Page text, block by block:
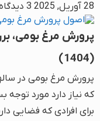
28 آوریل, 2025
3 دیدگاه
پرورش مرغ بومی،
(1404)
پرورش مرغ بومی در
که نیاز دارد مورد توجه
برای افرادی که فضایی